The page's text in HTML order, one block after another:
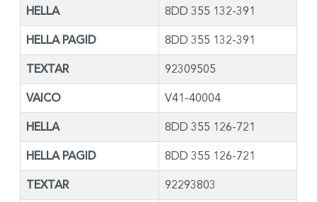
HELLA 8DD 355 132-391
HELLA PAGID 8DD 355 132-391
TEXTAR 92309505
VAICO V41-40004
HELLA 8DD 355 126-721
HELLA PAGID 8DD 355 126-721
TEXTAR 92293803